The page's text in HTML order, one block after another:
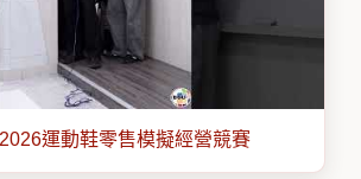
運動鞋零售模擬經營競賽